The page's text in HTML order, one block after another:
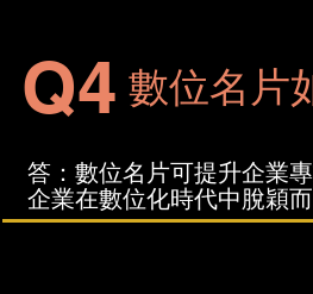
Q4 數位名片
答：數位名片可提升企業
企業在數位化時代中脫穎而